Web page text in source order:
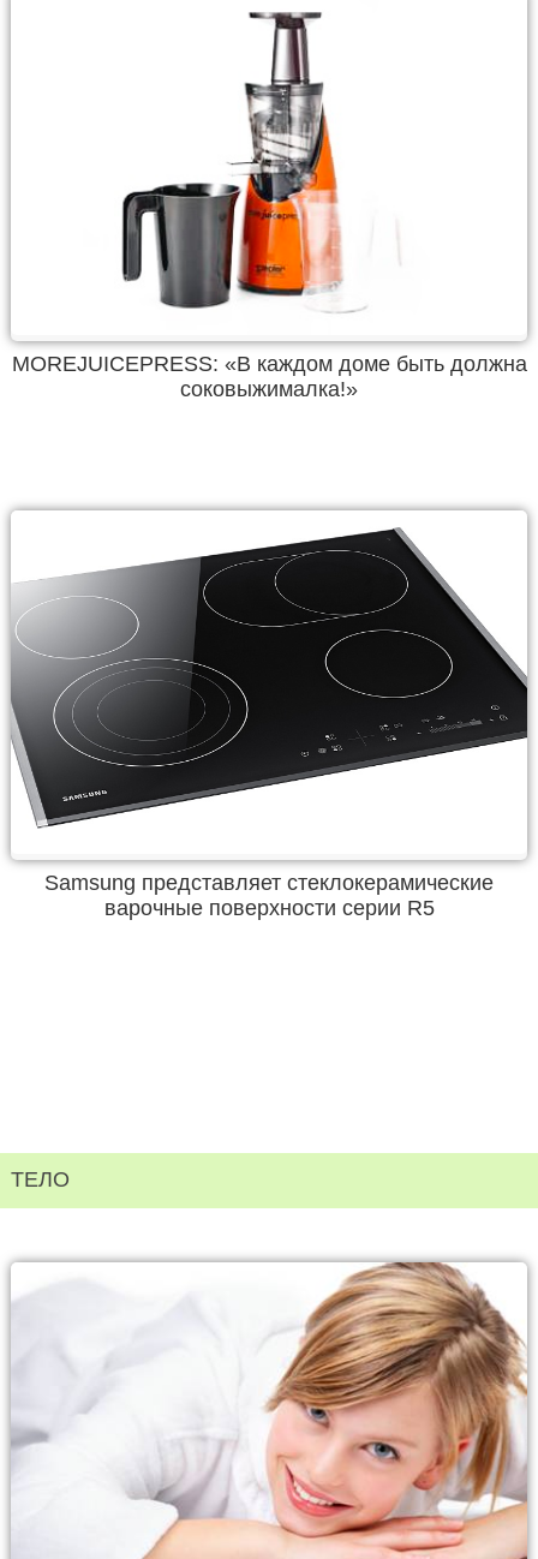
MOREJUICEPRESS: «В каждом доме быть должна
соковыжималка!»
Samsung представляет стеклокерамические
варочные поверхности серии R5
ТЕЛО